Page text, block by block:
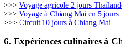
>>> Voyage agricole 2 jours
>>> Voyage à Chiang Mai en 5 jours
>>> Circuit 10 jours à Chiang Mai
6. Expériences culinaires à